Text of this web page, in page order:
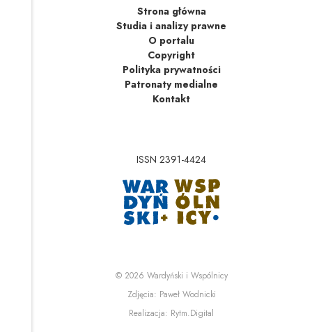
Strona główna
Studia i analizy prawne
O portalu
Copyright
Polityka prywatności
Patronaty medialne
Kontakt
ISSN 2391-4424
Uwaga, link zostanie
© 2026 Wardyński i WspólnicyUwaga, link zostanie
Zdjęcia: Paweł WodnickiUwaga, link zostanie
Realizacja: Rytm.Digital